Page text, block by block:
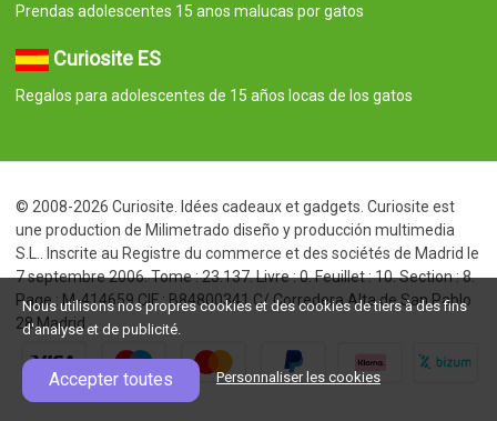
Prendas adolescentes 15 anos malucas por gatos
Curiosite ES
Regalos para adolescentes de 15 años locas de los gatos
© 2008-2026 Curiosite. Idées cadeaux et gadgets. Curiosite est
une production de Milimetrado diseño y producción multimedia
S.L.. Inscrite au Registre du commerce et des sociétés de Madrid le
7 septembre 2006. Tome : 23.137. Livre : 0. Feuillet : 10. Section : 8.
Page : M-414659 CIF : B84800341 C/ Corredera Alta de San Pablo
28 Madrid
Nous utilisons nos propres cookies et des cookies de tiers à des fins
d'analyse et de publicité.
Accepter toutes Personnaliser les cookies